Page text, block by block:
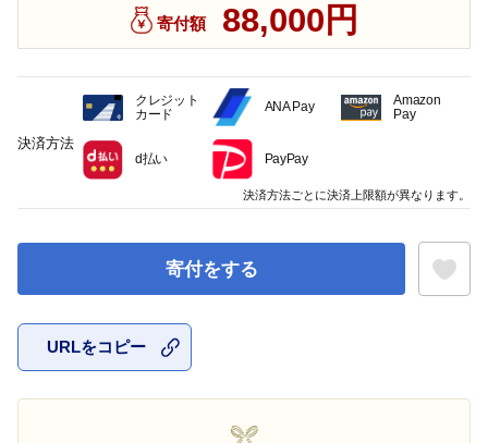
寄付額 88,000円
寄付をする
URLをコピー
決済方法
クレジット
カード
ANA Pay
Amazon
Pay
d払い PayPay
決済方法ごとに決済上限額が異なります。